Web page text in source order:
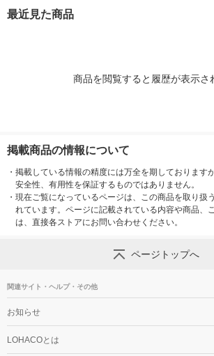
最近見た商品
商品を閲覧すると履歴が表示さ
掲載商品の情報について
・ 掲載している情報の精度には万全を期しております
安全性、有用性を保証するものではありません。
・ 現在ご覧になっているページは、この商品を取り扱
れています。ページに記載されている内容や商品、
は、直接各ストアにお問い合わせください。
ページトップへ
関連サイト・ヘルプ・その他
お知らせ
LOHACOとは